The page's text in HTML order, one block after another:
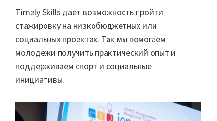
Timely Skills дает возможность пройти
стажировку на низкобюджетных или
социальных проектах. Так мы помогаем
молодежи получить практический опыт и
поддерживаем спорт и социальные
инициативы.